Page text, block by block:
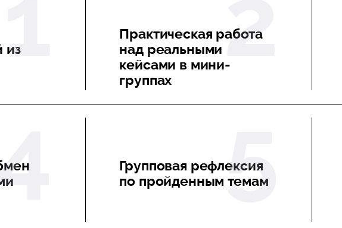
из
Практическая работа
над реальными
кейсами в мини-
группах
Групповая рефлексия
по пройденным темам